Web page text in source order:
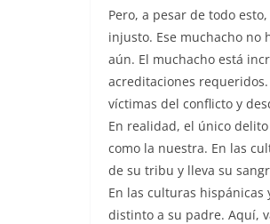
Pero, a pesar de todo
injusto. Ese muchacho no
aún. El muchacho está
acreditaciones
víctimas del conflicto y
En realidad, el único
como la nuestra. En las
de su tribu y lleva su
En las culturas
distinto a su padre. Aquí,